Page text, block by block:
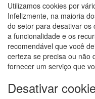
Utilizamos cookies por
Infelizmente, na maioria
do setor para desativar os
a funcionalidade e os
recomendável que você
certeza se precisa ou não
fornecer um serviço que
Desativar